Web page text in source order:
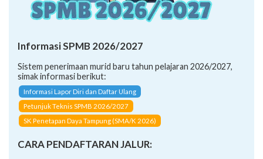
Informasi SPMB 2026/2027
Sistem penerimaan murid baru tahun pelajaran 2026/2027,
simak informasi berikut:
Informasi Lapor Diri dan Daftar Ulang
Petunjuk Teknis SPMB 2026/2027
SK Penetapan Daya Tampung (SMA/K 2026)
CARA PENDAFTARAN JALUR: